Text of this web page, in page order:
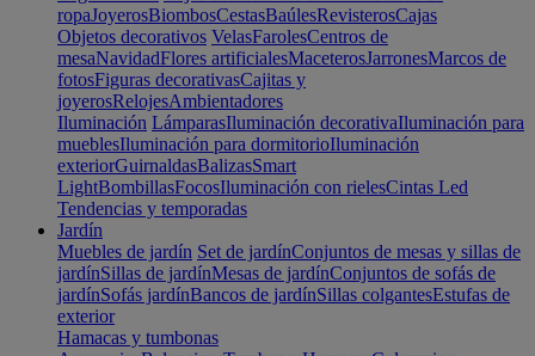
ropaJoyerosBiombosCestasBaúlesRevisterosCajas
Objetos decorativos VelasFarolesCentros de
mesaNavidadFlores artificialesMaceterosJarronesMarcos de
fotosFiguras decorativasCajitas y
joyerosRelojesAmbientadores
Iluminación LámparasIluminación decorativaIluminación para
mueblesIluminación para dormitorioIluminación
exteriorGuirnaldasBalizasSmart
LightBombillasFocosIluminación con rielesCintas Led
Tendencias y temporadas
Jardín
Muebles de jardín Set de jardínConjuntos de mesas y sillas de
jardínSillas de jardínMesas de jardínConjuntos de sofás de
jardínSofás jardínBancos de jardínSillas colgantesEstufas de
exterior
Hamacas y tumbonas